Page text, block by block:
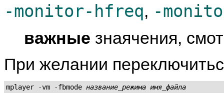
-monitor-hfreq, -
важные знаячения,
При желании
mplayer -vm -fbmode название_режима имя_файла